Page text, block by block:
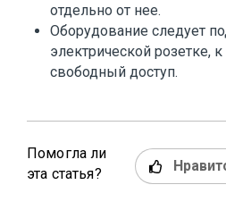
отдельно от нее.
Оборудование следует
электрической розетке,
свободный доступ.
Помогла ли
эта статья?